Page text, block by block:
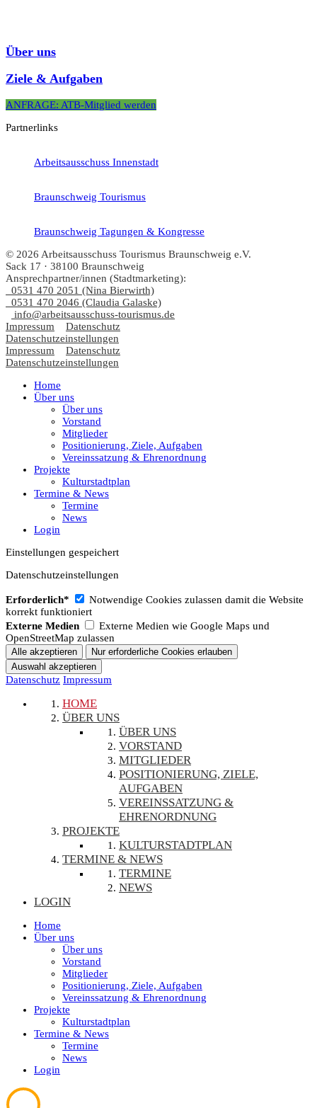
Über uns
Ziele & Aufgaben
ANFRAGE: ATB-Mitglied werden
Partnerlinks
Arbeitsausschuss Innenstadt
Braunschweig Tourismus
Braunschweig Tagungen & Kongresse
© 2026 Arbeitsausschuss Tourismus Braunschweig e.V.
Sack 17 · 38100 Braunschweig
Ansprechpartner/innen (Stadtmarketing):
0531 470 2051 (Nina Bierwirth)
0531 470 2046 (Claudia Galaske)
info@arbeitsausschuss-tourismus.de
Impressum
Datenschutz
Datenschutzeinstellungen
Impressum
Datenschutz
Datenschutzeinstellungen
Home
Über uns
Über uns
Vorstand
Mitglieder
Positionierung, Ziele, Aufgaben
Vereinssatzung & Ehrenordnung
Projekte
Kulturstadtplan
Termine & News
Termine
News
Login
Einstellungen gespeichert
Datenschutzeinstellungen
Erforderlich*
Notwendige Cookies zulassen damit die Website
korrekt funktioniert
Externe Medien
Externe Medien wie Google Maps und
OpenStreetMap zulassen
Datenschutz Impressum
HOME
ÜBER UNS
ÜBER UNS
VORSTAND
MITGLIEDER
POSITIONIERUNG, ZIELE,
AUFGABEN
VEREINSSATZUNG &
EHRENORDNUNG
PROJEKTE
KULTURSTADTPLAN
TERMINE & NEWS
TERMINE
NEWS
LOGIN
Home
Über uns
Über uns
Vorstand
Mitglieder
Positionierung, Ziele, Aufgaben
Vereinssatzung & Ehrenordnung
Projekte
Kulturstadtplan
Termine & News
Termine
News
Login